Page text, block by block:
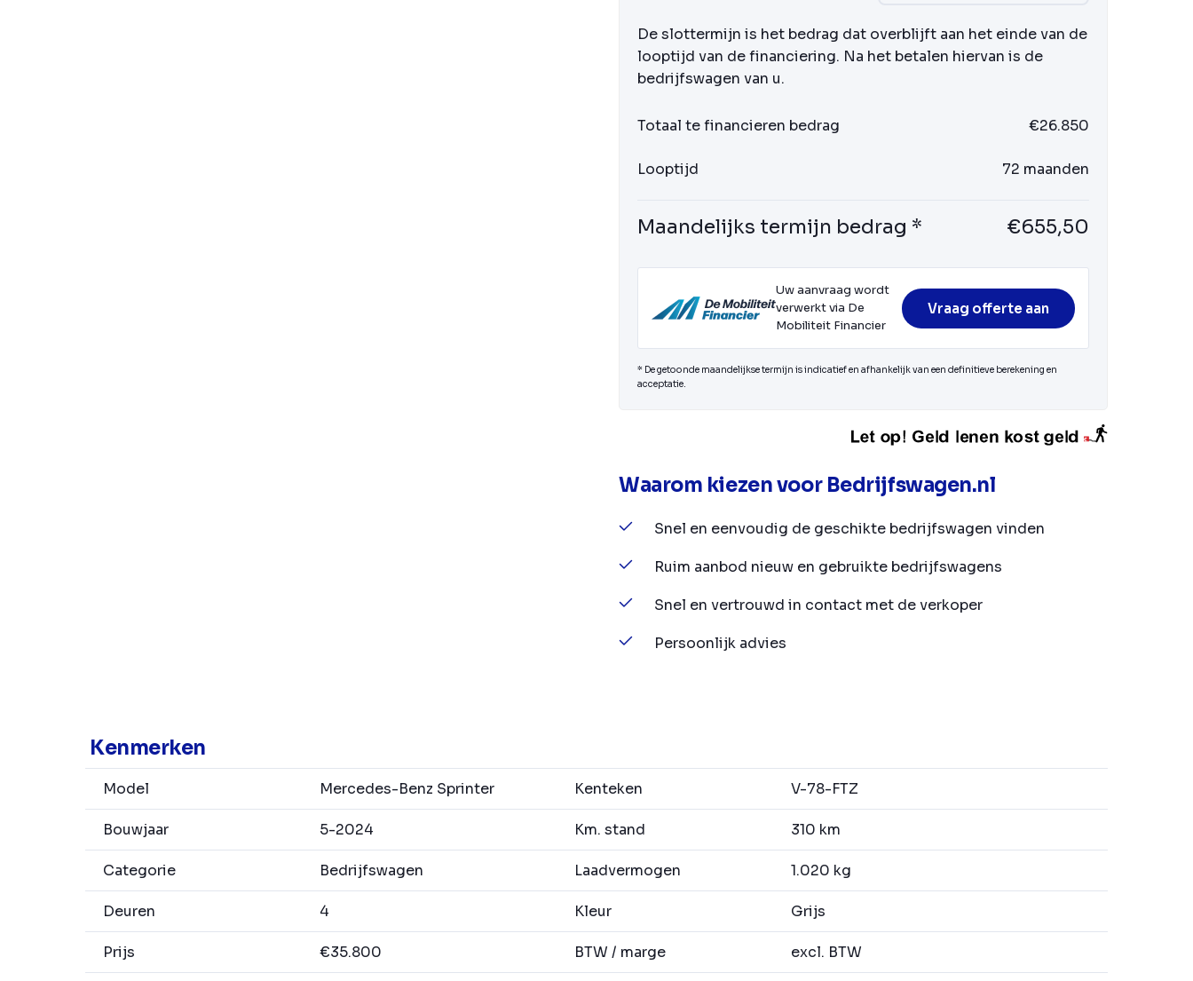
De slottermijn is het bedrag dat overblijft aan het einde van de
looptijd van de financiering. Na het betalen hiervan is de
bedrijfswagen van u.
Totaal te financieren bedrag €26.850
Looptijd 72 maanden
Maandelijks termijn bedrag * €655,50
Uw aanvraag wordt
verwerkt via De
Mobiliteit Financier
Vraag offerte aan
* De getoonde maandelijkse termijn is indicatief en afhankelijk van een definitieve berekening en
acceptatie.
Waarom kiezen voor Bedrijfswagen.nl
Snel en eenvoudig de geschikte bedrijfswagen vinden
Ruim aanbod nieuw en gebruikte bedrijfswagens
Snel en vertrouwd in contact met de verkoper
Persoonlijk advies
Kenmerken
Model Mercedes-Benz Sprinter Kenteken V-78-FTZ
Bouwjaar 5-2024 Km. stand 310 km
Categorie Bedrijfswagen Laadvermogen 1.020 kg
Deuren 4 Kleur Grijs
Prijs €35.800 BTW / marge excl. BTW